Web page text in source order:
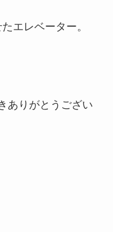
理由も調査！
旦那・森下一喜
情報も調査！
？馴れ初めや年
エレベーター。
ありがとうござい